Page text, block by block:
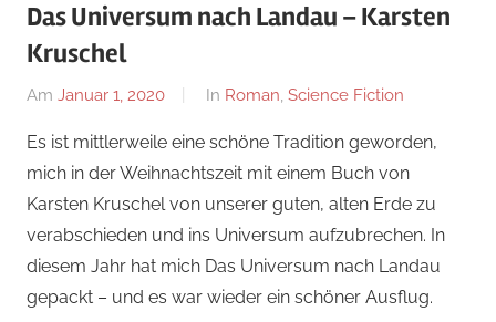
Das Universum nach Landau – Karsten
Kruschel
Am Januar 1, 2020
Von
In Roman, Science Fiction
Es ist mittlerweile eine schöne Tradition geworden,
mich in der Weihnachtszeit mit einem Buch von
Karsten Kruschel von unserer guten, alten Erde zu
verabschieden und ins Universum aufzubrechen. In
diesem Jahr hat mich Das Universum nach Landau
gepackt – und es war wieder ein schöner Ausflug.